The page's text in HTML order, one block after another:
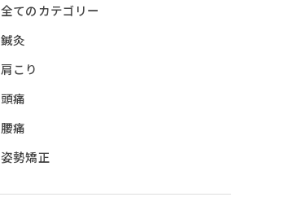
全てのカテゴリー
鍼灸
肩こり
頭痛
腰痛
姿勢矯正